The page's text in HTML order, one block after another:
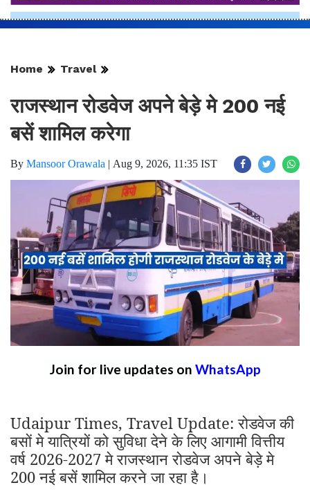
Home Travel
राजस्थान रोडवेज अपने बेड़े मे 200 नई
बसें शामिल करेगा
By Mansoor Orawala | Aug 9, 2026, 11:35 IST
Join for live updates on WhatsApp
Udaipur Times, Travel Update: रोडवेज की
बसों मे यात्रियों को सुविधा देने के लिए आगामी वित्तीय
वर्ष 2026-2027 मे राजस्थान रोडवेज अपने बेड़े मे
200 नई बसें शामिल करने जा रहा है।